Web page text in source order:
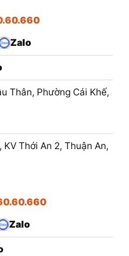
Zalo
Thân, Phường Cái Khế,
Thới An 2, Thuận An,
Zalo